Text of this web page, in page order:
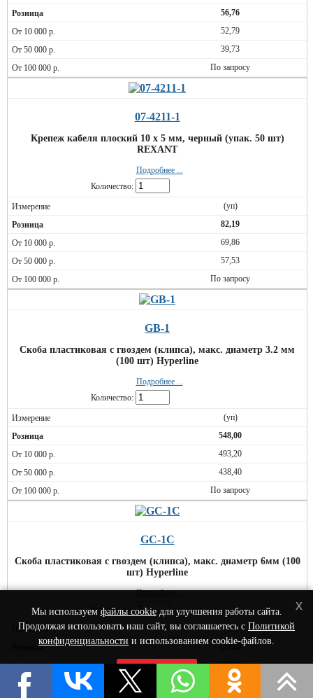
Мы используем файлы cookieдля улучшения работы сайта.
Продолжая использовать наш сайт, вы соглашаетесь с Политикой
конфиденциальности и использованием cookie-файлов.
Принять
x
56,76
52,79
39,73
По запросу
07-4211-1
Крепеж кабеля плоский 10 х 5 мм, черный (упак. 50 шт)
REXANT
Подробнее ...
Количество:
(уп)
82,19
69,86
57,53
По запросу
GB-1
Скоба пластиковая с гвоздем (клипса), макс. диаметр 3.2 мм
(100 шт) Hyperline
Подробнее ...
Количество:
(уп)
548,00
493,20
438,40
По запросу
GC-1C
Скоба пластиковая с гвоздем (клипса), макс. диаметр 6мм (100
шт) Hyperline
Подробнее ...
Количество:
(уп)
420,00
378,00
336,00